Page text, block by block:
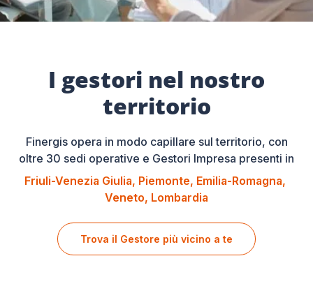
I gestori nel nostro
territorio
Finergis opera in modo capillare sul territorio, con
oltre 30 sedi operative e Gestori Impresa presenti in
Friuli-Venezia Giulia Piemonte Emilia-Romagna
Veneto Lombardia
Trova il Gestore più vicino a te